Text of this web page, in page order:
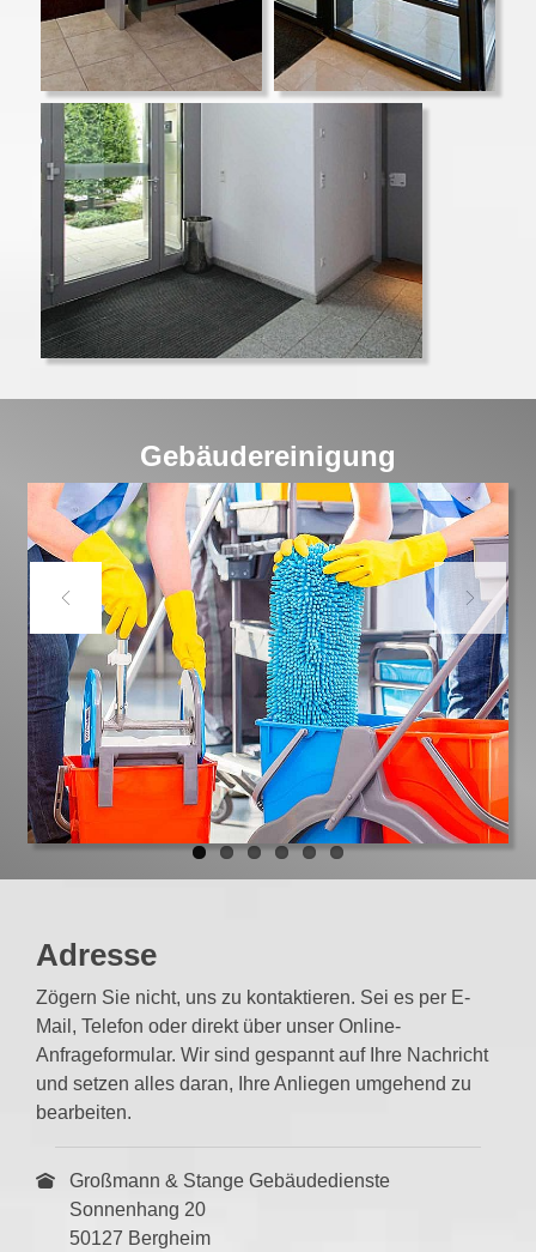
Gebäudereinigung
Previous Next
Adresse
Zögern Sie nicht, uns zu kontaktieren. Sei es per E-
Mail, Telefon oder direkt über unser Online-
Anfrageformular. Wir sind gespannt auf Ihre Nachricht
und setzen alles daran, Ihre Anliegen umgehend zu
bearbeiten.
Großmann & Stange Gebäudedienste
Sonnenhang 20
50127 Bergheim